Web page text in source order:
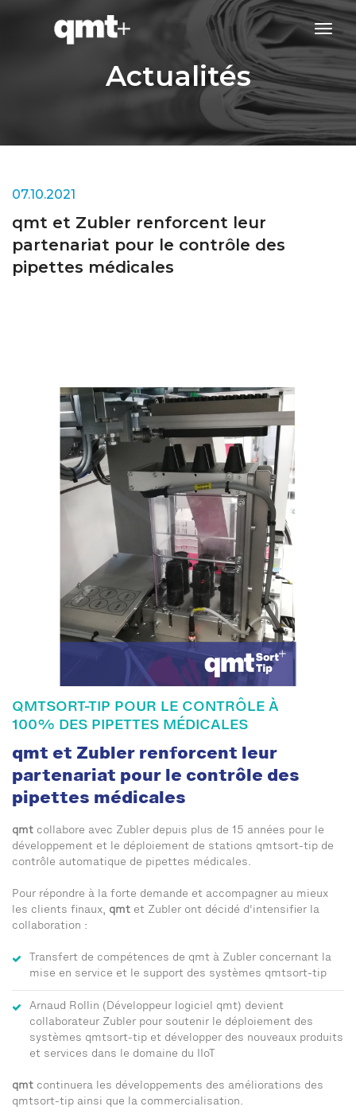
Actualités
07.10.2021
qmt et Zubler renforcent leur
partenariat pour le contrôle des
pipettes médicales
QMTSORT-TIP POUR LE CONTRÔLE À
100% DES PIPETTES MÉDICALES
qmt et Zubler renforcent leur
partenariat pour le contrôle des
pipettes médicales
qmt collabore avec Zubler depuis plus de 15 années pour le
développement et le déploiement de stations qmtsort-tip de
contrôle automatique de pipettes médicales.
Pour répondre à la forte demande et accompagner au mieux
les clients finaux, qmt et Zubler ont décidé d'intensifier la
collaboration :
Transfert de compétences de qmt à Zubler concernant la
mise en service et le support des systèmes qmtsort-tip
Arnaud Rollin (Développeur logiciel qmt) devient
collaborateur Zubler pour soutenir le déploiement des
systèmes qmtsort-tip et développer des nouveaux produits
et services dans le domaine du IIoT
qmt continuera les développements des améliorations des
qmtsort-tip ainsi que la commercialisation.